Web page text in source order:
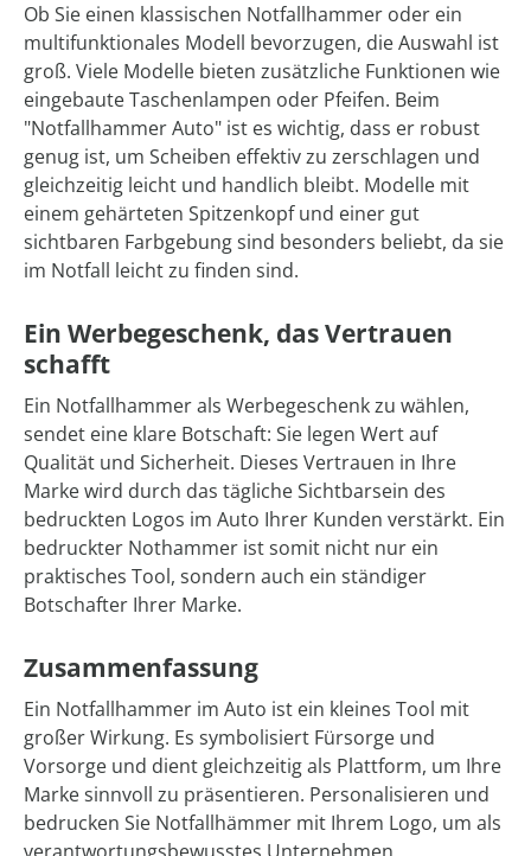
Ob Sie einen klassischen Notfallhammer oder ein
multifunktionales Modell bevorzugen, die Auswahl ist
groß. Viele Modelle bieten zusätzliche Funktionen wie
eingebaute Taschenlampen oder Pfeifen. Beim
"Notfallhammer Auto" ist es wichtig, dass er robust
genug ist, um Scheiben effektiv zu zerschlagen und
gleichzeitig leicht und handlich bleibt. Modelle mit
einem gehärteten Spitzenkopf und einer gut
sichtbaren Farbgebung sind besonders beliebt, da sie
im Notfall leicht zu finden sind.
Ein Werbegeschenk, das Vertrauen
schafft
Ein Notfallhammer als Werbegeschenk zu wählen,
sendet eine klare Botschaft: Sie legen Wert auf
Qualität und Sicherheit. Dieses Vertrauen in Ihre
Marke wird durch das tägliche Sichtbarsein des
bedruckten Logos im Auto Ihrer Kunden verstärkt. Ein
bedruckter Nothammer ist somit nicht nur ein
praktisches Tool, sondern auch ein ständiger
Botschafter Ihrer Marke.
Zusammenfassung
Ein Notfallhammer im Auto ist ein kleines Tool mit
großer Wirkung. Es symbolisiert Fürsorge und
Vorsorge und dient gleichzeitig als Plattform, um Ihre
Marke sinnvoll zu präsentieren. Personalisieren und
bedrucken Sie Notfallhämmer mit Ihrem Logo, um als